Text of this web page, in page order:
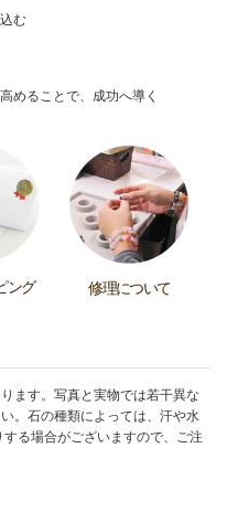
む
めることで、成功へ導く
ング 修理について
ます。写真と実物では若干異な
。石の種類によっては、汗や水
る場合がございますので、ご注